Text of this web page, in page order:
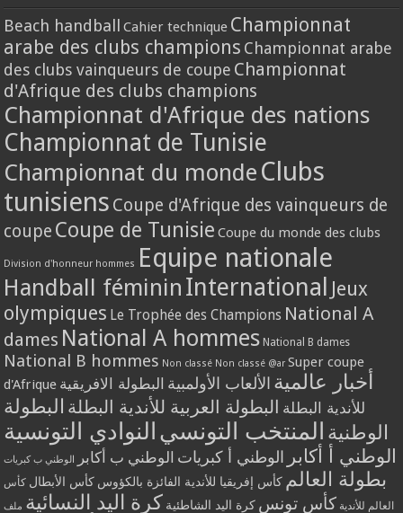
Beach handball Cahier technique Championnat
arabe des clubs champions Championnat arabe
des clubs vainqueurs de coupe Championnat
d'Afrique des clubs champions
Championnat d'Afrique des nations
Championnat de Tunisie
Championnat du monde Clubs
tunisiens Coupe d'Afrique des vainqueurs de
coupe Coupe de Tunisie Coupe du monde des clubs
Division d'honneur hommes Equipe nationale
Handball féminin International Jeux
olympiques Le Trophée des Champions National A
dames National A hommes National B dames
National B hommes Non classé Non classé @ar Super coupe
d'Afrique
أخبار عالمية الألعاب الأولمبية البطولة الافريقية
للأندية البطلة البطولة العربية للأندية البطلة البطولة
الوطنية المنتخب التونسي النوادي التونسية
الوطني أ أكابر الوطني أ كبريات الوطني ب أكابر الوطني ب كبريات
بطولة العالم كأس إفريقيا للأندية الفائزة بالكؤوس كأس الأبطال كأس
العالم للأندية كأس تونس كرة اليد الشاطئية كرة اليد النسائية ملف